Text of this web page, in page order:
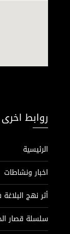
روابط اخرى
الرئيسية
اخبار ونشاطات
أثر نهج
سلسلة قصار